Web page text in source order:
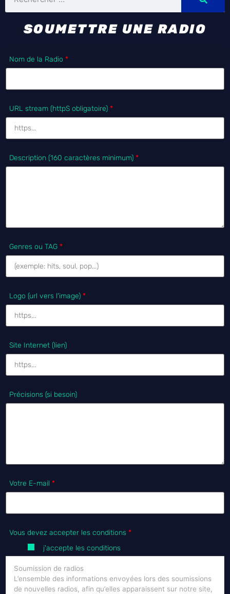
SOUMETTRE UNE RADIO
Nom de la Radio *
URL stream (httpS obligatoire) *
Description (160 caractères minimum) *
Genres ou TAG *
Logo (url vers l'image) *
Site Internet (lien)
Précisions (si besoin)
Votre E-mail *
Vous devez accepter les conditions *
j'accepte les conditions
Soumission de radios
L’ensemble des informations envoyées lors des soumissions
de nouvelles radios, afin qu’elles apparaissent sur notre site,